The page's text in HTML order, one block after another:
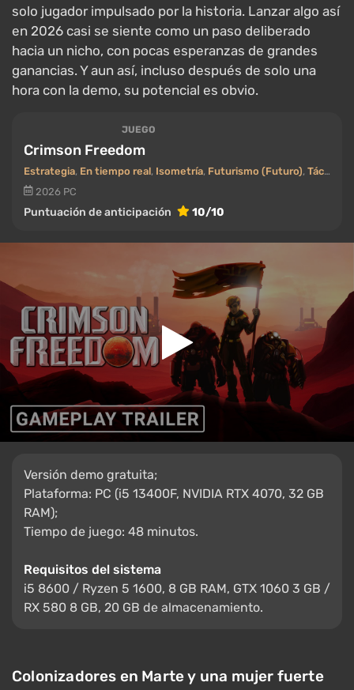
solo jugador impulsado por la historia. Lanzar algo así
en 2026 casi se siente como un paso deliberado
hacia un nicho, con pocas esperanzas de grandes
ganancias. Y aun así, incluso después de solo una
hora con la demo, su potencial es obvio.
JUEGO
Crimson Freedom
Estrategia, En tiempo real, Isometría, Futurismo (Futuro), Táctica
2026 PC
Puntuación de anticipación 10/10
Versión demo gratuita;
Plataforma: PC (i5 13400F, NVIDIA RTX 4070, 32 GB
RAM);
Tiempo de juego: 48 minutos.
Requisitos del sistema
i5 8600 / Ryzen 5 1600, 8 GB RAM, GTX 1060 3 GB /
RX 580 8 GB, 20 GB de almacenamiento.
Colonizadores en Marte y una mujer fuerte